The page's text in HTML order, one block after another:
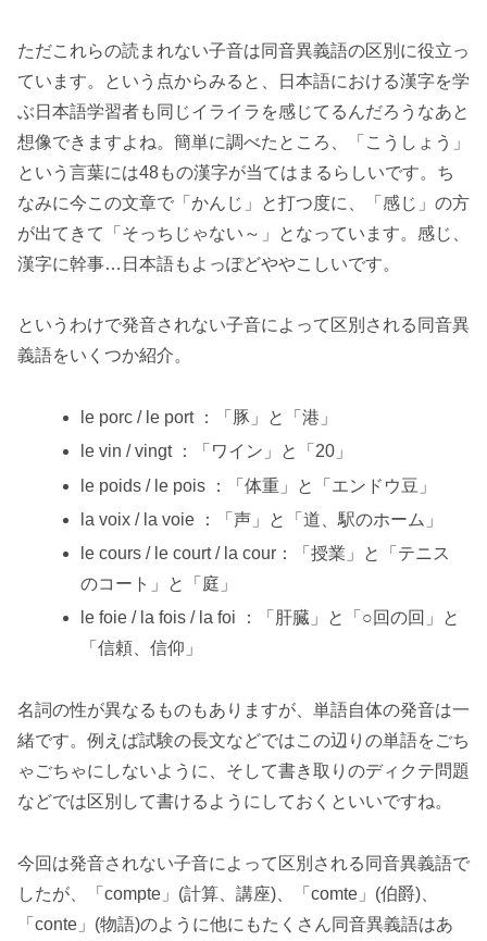
ただこれらの読まれない子音は同音異義語の区別に役立っ
ています。という点からみると、日本語における漢字を学
ぶ日本語学習者も同じイライラを感じてるんだろうなあと
想像できますよね。簡単に調べたところ、「こうしょう」
という言葉には48もの漢字が当てはまるらしいです。ち
なみに今この文章で「かんじ」と打つ度に、「感じ」の方
が出てきて「そっちじゃない～」となっています。感じ、
漢字に幹事…日本語もよっぽどややこしいです。
というわけで発音されない子音によって区別される同音異
義語をいくつか紹介。
le porc / le port ：「豚」と「港」
le vin / vingt ：「ワイン」と「20」
le poids / le pois ：「体重」と「エンドウ豆」
la voix / la voie ：「声」と「道、駅のホーム」
le cours / le court / la cour：「授業」と「テニス
のコート」と「庭」
le foie / la fois / la foi ：「肝臓」と「○回の回」と
「信頼、信仰」
名詞の性が異なるものもありますが、単語自体の発音は一
緒です。例えば試験の長文などではこの辺りの単語をごち
ゃごちゃにしないように、そして書き取りのディクテ問題
などでは区別して書けるようにしておくといいですね。
今回は発音されない子音によって区別される同音異義語で
したが、「compte」(計算、講座)、「comte」(伯爵)、
「conte」(物語)のように他にもたくさん同音異義語はあ